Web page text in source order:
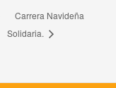
Carrera Navideña
Solidaria.